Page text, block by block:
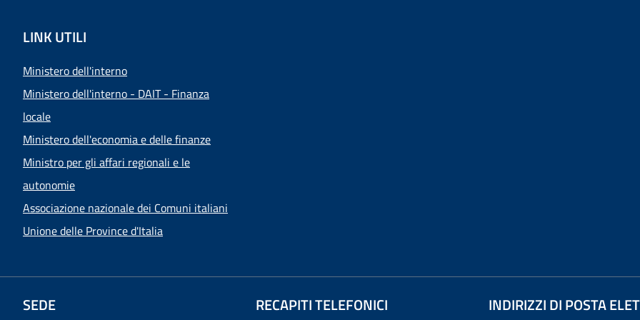
LINK UTILI
Ministero dell'interno
Ministero dell'interno - DAIT - Finanza
locale
Ministero dell'economia e delle finanze
Ministro per gli affari regionali e le
autonomie
Associazione nazionale dei Comuni italiani
Unione delle Province d'Italia
SEDE RECAPITI TELEFONICI INDIRIZZI DI POSTA